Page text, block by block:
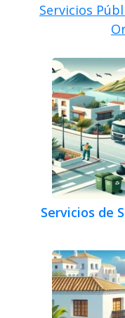
Servicios
Servicios de